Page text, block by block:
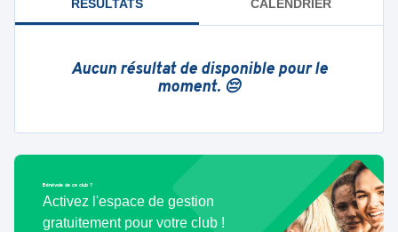
RÉSULTATS CALENDRIER
Aucun résultat de disponible pour le
moment. 😔
Bénévole de ce club ?
Activez l'espace de gestion
gratuitement pour votre club !